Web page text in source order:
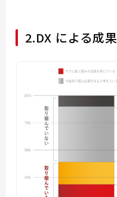
2.DX による成